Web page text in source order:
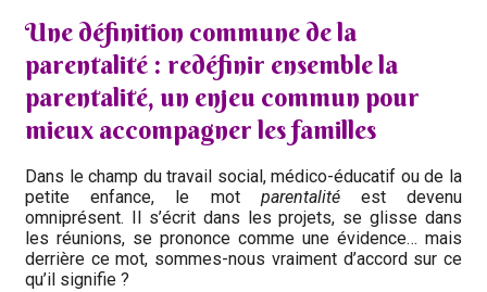
Une définition commune de la
parentalité : redéfinir ensemble la
parentalité, un enjeu commun pour
mieux accompagner les familles
Dans le champ du travail social, médico-éducatif ou de la
petite enfance, le mot parentalitéest devenu
omniprésent. Il s’écrit dans les projets, se glisse dans
les réunions, se prononce comme une évidence… mais
derrière ce mot, sommes-nous vraiment d’accord sur ce
qu’il signifie ?